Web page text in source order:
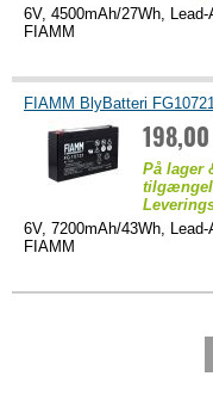
6V, 4500mAh/27Wh,
FIAMM
FIAMM BlyBatteri
På lager
6V, 7200mAh/43Wh,
FIAMM